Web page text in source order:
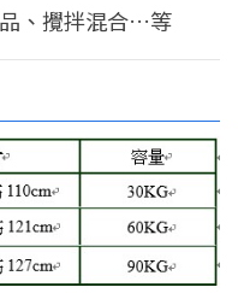
、攪拌混合…等